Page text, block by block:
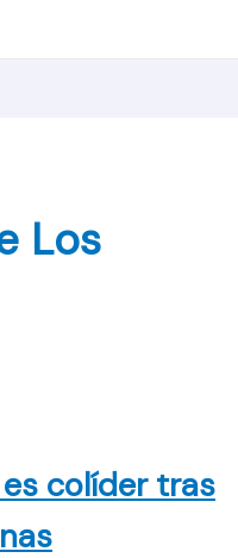
Los
colíder tras